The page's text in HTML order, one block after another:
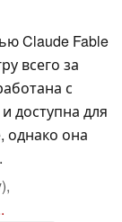
Claude Fable
всего за
с
доступна для
однако она